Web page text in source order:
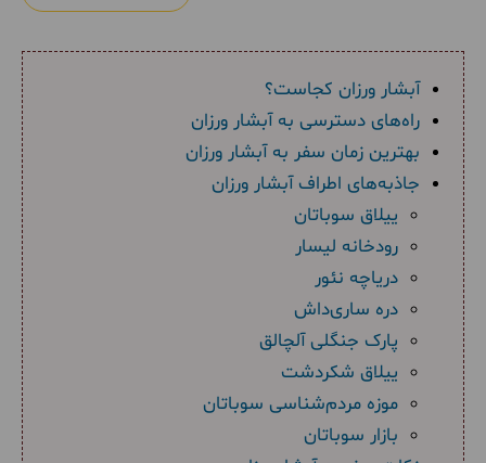
آبشار ورزان کجاست؟
راه‌های دسترسی به آبشار ورزان
بهترین زمان سفر به آبشار ورزان
جاذبه‌های اطراف آبشار ورزان
ییلاق سوباتان
رودخانه لیسار
دریاچه نئور
دره ساری‌داش
پارک جنگلی آلچالق
ییلاق شکردشت
موزه مردم‌شناسی سوباتان
بازار سوباتان